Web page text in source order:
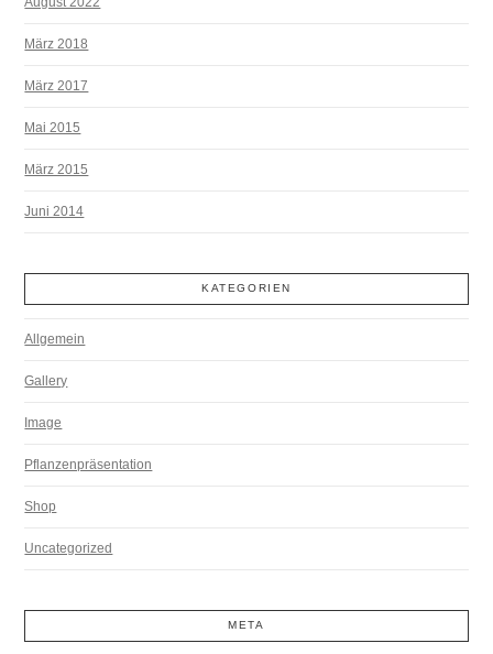
März 2018
März 2017
Mai 2015
März 2015
Juni 2014
KATEGORIEN
Allgemein
Gallery
Image
Pflanzenpräsentation
Shop
Uncategorized
META